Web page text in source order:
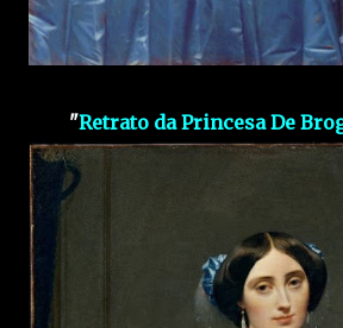
"Retrato da Princesa De